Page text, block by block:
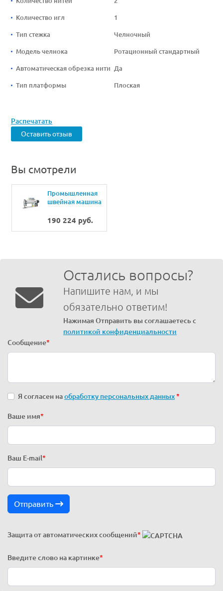
Количество игл 1
Тип стежка Челночный
Модель челнока Ротационный стандартный
Автоматическая обрезка нити Да
Тип платформы Плоская
Распечатать
Оставить отзыв
Вы смотрели
Промышленная
швейная машина
D2-800-PL
190 224 руб.
Остались вопросы?
Напишите нам, и мы
обязательно ответим!
Нажимая Отправить вы соглашаетесь с
политикой конфиденциальности
Сообщение*
Я согласен наобработку персональных данных*
Ваше имя*
Ваш E-mail*
Отправить
Защита от автоматических сообщений*
Введите слово на картинке*